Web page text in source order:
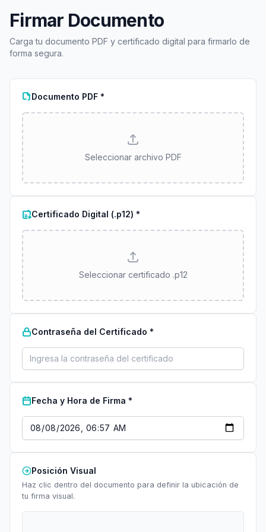
Firmar Documento
Carga tu documento PDF y certificado digital para firmarlo de
forma segura.
Documento PDF *
Seleccionar archivo PDF
Certificado Digital (.p12) *
Seleccionar certificado .p12
Contraseña del Certificado *
Fecha y Hora de Firma *
Posición Visual
Haz clic dentro del documento para definir la ubicación de
tu firma visual.